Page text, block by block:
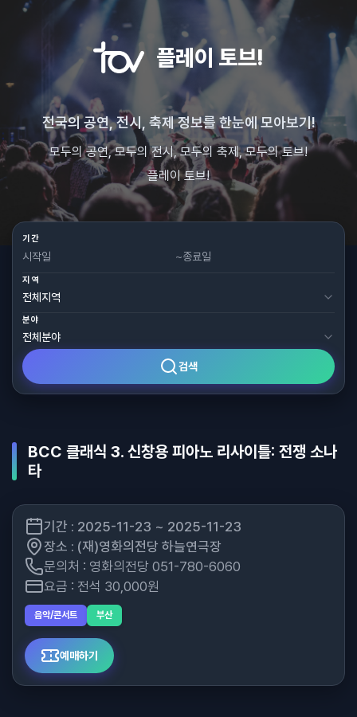
플레이 토브!
전국의 공연, 전시, 축제 정보를 한눈에 모아보기!
모두의 공연, 모두의 전시, 모두의 축제, 모두의 토브!
플레이 토브!
기간
~
지역
분야
검색
BCC 클래식 3. 신창용 피아노 리사이틀: 전쟁 소나
타
기간 : 2025-11-23 ~ 2025-11-23
장소 : (재)영화의전당 하늘연극장
문의처 : 영화의전당 051-780-6060
요금 : 전석 30,000원
음악/콘서트 부산
예매하기